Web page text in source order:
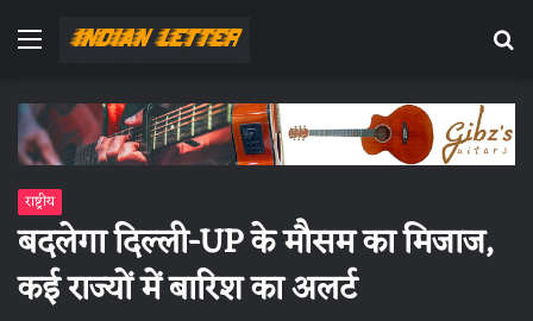
Menu
राष्ट्रीय
बदलेगा दिल्ली-UP के मौसम का मिजाज,
कई राज्यों में बारिश का अलर्ट